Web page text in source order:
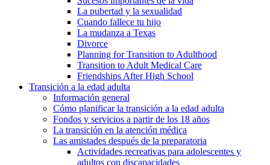
La pubertad y la sexualidad
Cuando fallece tu hijo
La mudanza a Texas
Divorce
Planning for Transition to Adulthood
Transition to Adult Medical Care
Friendships After High School
Transición a la edad adulta
Información general
Cómo planificar la transición a la edad adulta
Fondos y servicios a partir de los 18 años
La transición en la atención médica
Las amistades después de la preparatoria
Actividades recreativas para adolescentes y
adultos con discapacidades